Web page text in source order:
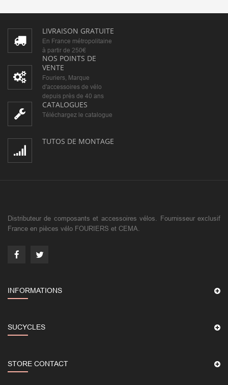
LIVRAISON GRATUITE
En France métropolitaine
à partir de 250€
NOS POINTS DE
VENTE
Fouriers, Marque
d'accessoires de vélo
depuis près de 40 ans
CATALOGUES
Téléchargez le catalogue
TUTOS DE MONTAGE
Distributeur de composants et accessoires vélos. Fournisseur exclusif
France en pièces vélo FOURIERS et CEMA.
INFORMATIONS
SUCYCLES
STORE CONTACT